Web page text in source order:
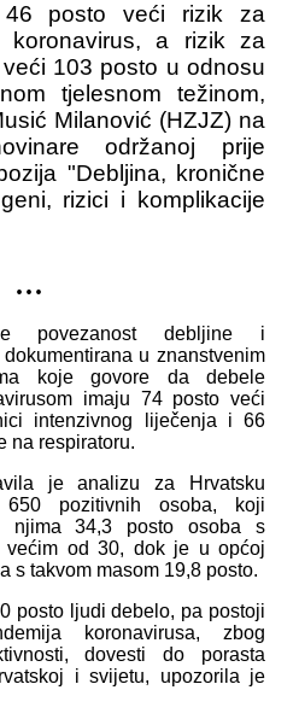
46 posto veći rizik za
koronavirus, a rizik za
103 posto u odnosu
tjelesnom težinom,
Milanović (HZJZ) na
održanoj prije
"Debljina, kronične
rizici i komplikacije
...
povezanost debljine i
u znanstvenim
koje govore da debele
imaju 74 posto veći
intenzivnog liječenja i 66
na respiratoru.
je analizu za Hrvatsku
pozitivnih osoba, koji
njima 34,3 posto osoba s
većim od 30, dok je u općoj
s takvom masom 19,8 posto.
posto ljudi debelo, pa postoji
koronavirusa, zbog
dovesti do porasta
i svijetu, upozorila je